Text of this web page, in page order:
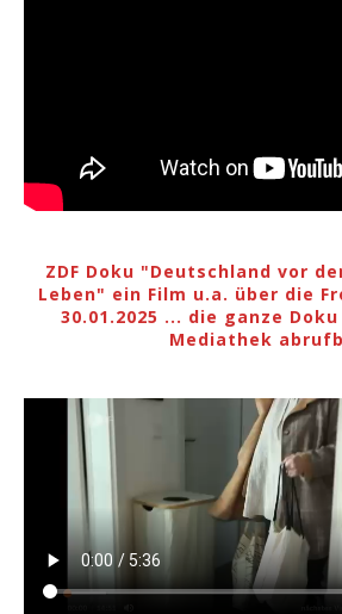
ZDF Doku "Deutschland vor
Leben" ein Film u.a. über die
30.01.2025 ... die ganze
Mediathek